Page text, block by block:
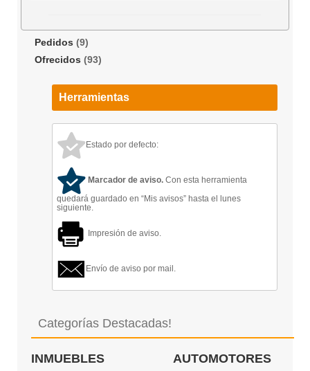
Pedidos (9)
Ofrecidos (93)
Herramientas
Estado por defecto:
Marcador de aviso. Con esta herramienta
quedará guardado en “Mis avisos” hasta el lunes
siguiente.
Impresión de aviso.
Envío de aviso por mail.
Categorías Destacadas!
INMUEBLES AUTOMOTORES